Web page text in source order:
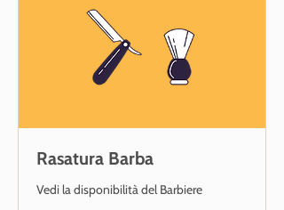
Rasatura Barba
Vedi la disponibilità del Barbiere